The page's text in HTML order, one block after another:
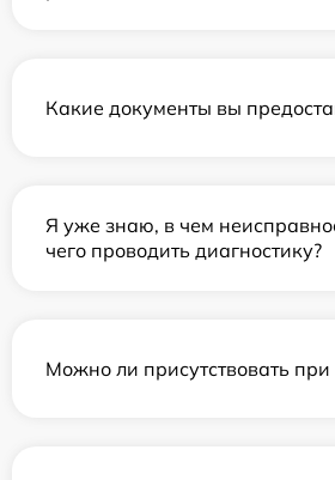
Какие документы вы
Я уже знаю, в чем
чего проводить диагностику?
Можно ли присутствовать при